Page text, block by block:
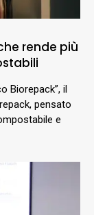
rende più
Biorepack”, il
pensato
e